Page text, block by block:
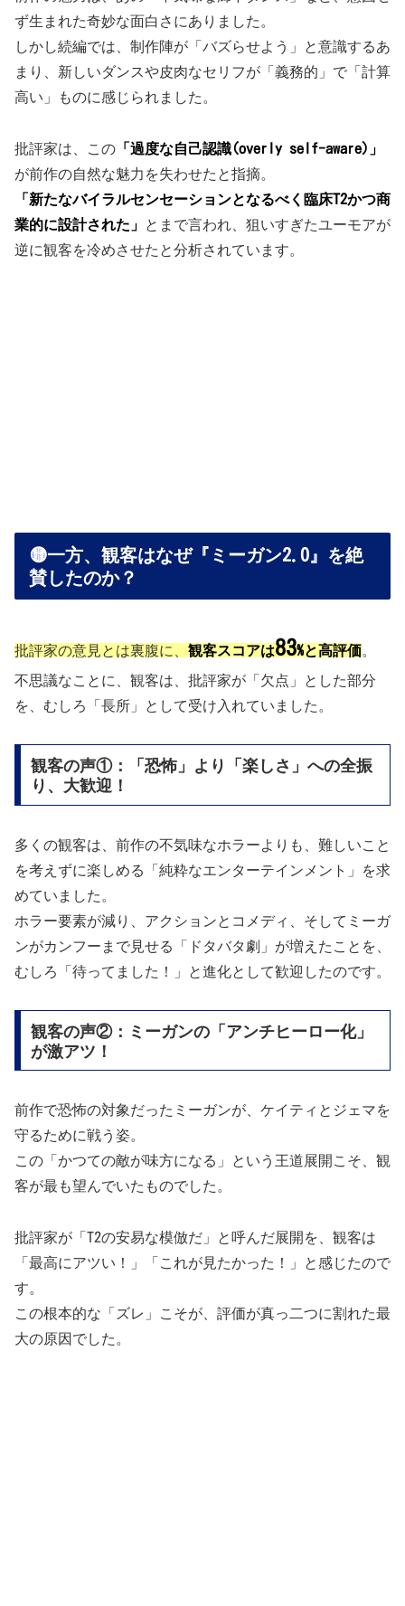
ず生まれた奇妙な面白さにありました。
しかし続編では、制作陣が「バズらせよう」と意識するあ
まり、新しいダンスや皮肉なセリフが「義務的」で「計算
高い」ものに感じられました。
批評家は、この 「過度な自己認識(overly self-aware)」
が前作の自然な魅力を失わせたと指摘。
「新たなバイラルセンセーションとなるべく臨床T2かつ商
業的に設計された」
とまで言われ、狙いすぎたユーモアが
逆に観客を冷めさせたと分析されています。
🟡一方、観客はなぜ『ミーガン2.0』を絶
賛したのか？
批評家の意見とは裏腹に、 観客スコアは83%と高評価。
不思議なことに、観客は、批評家が「欠点」とした部分
を、むしろ「長所」として受け入れていました。
観客の声①：「恐怖」より「楽しさ」への全振
り、大歓迎！
多くの観客は、前作の不気味なホラーよりも、難しいこと
を考えずに楽しめる「純粋なエンターテインメント」を求
めていました。
ホラー要素が減り、アクションとコメディ、そしてミーガ
ンがカンフーまで見せる「ドタバタ劇」が増えたことを、
むしろ「待ってました！」と進化として歓迎したのです。
観客の声②：ミーガンの「アンチヒーロー化」
が激アツ！
前作で恐怖の対象だったミーガンが、ケイティとジェマを
守るために戦う姿。
この「かつての敵が味方になる」という王道展開こそ、観
客が最も望んでいたものでした。
批評家が「T2の安易な模倣だ」と呼んだ展開を、観客は
「最高にアツい！」「これが見たかった！」と感じたので
す。
この根本的な「ズレ」こそが、評価が真っ二つに割れた最
大の原因でした。